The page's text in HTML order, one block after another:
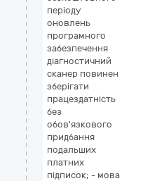
періоду
оновлень
програмного
забезпечення
діагностичний
сканер повинен
зберігати
працездатність
без
обов'язкового
придбання
подальших
платних
підписок; - мова